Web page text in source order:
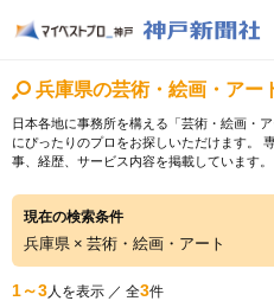
兵庫県の芸術・絵画・アー
日本各地に事務所を構える「芸術・絵画・
にぴったりのプロをお探しいただけます。
事、経歴、サービス内容を掲載しています。
現在の検索条件
兵庫県 × 芸術・絵画・アート
1～3人を表示 ／ 全3件